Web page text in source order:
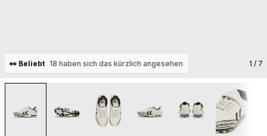
👀 Beliebt 18 haben sich das kürzlich angesehen 1 / 7